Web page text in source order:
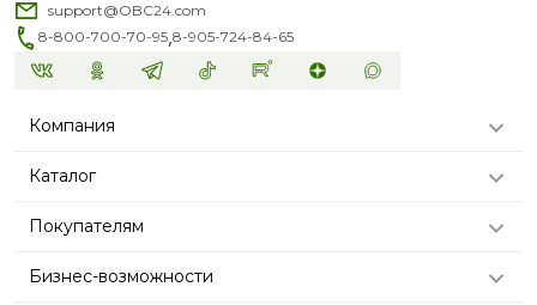
support@OBC24.com
8-800-700-70-95,8-905-724-84-65
Компания
Каталог
Покупателям
Бизнес-возможности